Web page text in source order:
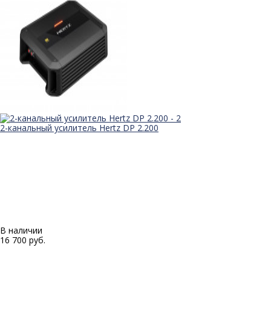
2-канальный усилитель Hertz DP 2.200
В наличии
16 700 руб.